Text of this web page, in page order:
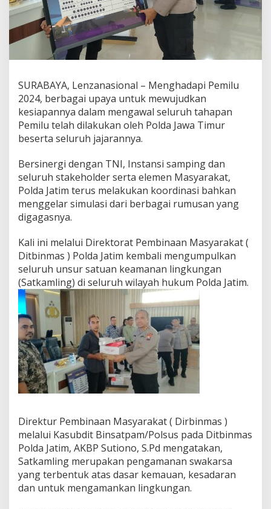
d
a
J
a
i
O
p
t
i
m
a
k
a
n
S
a
m
p
l
i
n
U
n
t
k
m
t
i
b
m
a
s
SURABAYA, Lenzanasional – Menghadapi Pemilu
2024, berbagai upaya untuk mewujudkan
kesiapannya dalam mengawal seluruh tahapan
Pemilu telah dilakukan oleh Polda Jawa Timur
beserta seluruh jajarannya.
Bersinergi dengan TNI, Instansi samping dan
seluruh stakeholder serta elemen Masyarakat,
Polda Jatim terus melakukan koordinasi bahkan
menggelar simulasi dari berbagai rumusan yang
digagasnya.
Kali ini melalui Direktorat Pembinaan Masyarakat (
Ditbinmas ) Polda Jatim kembali mengumpulkan
seluruh unsur satuan keamanan lingkungan
(Satkamling) di seluruh wilayah hukum Polda Jatim.
Direktur Pembinaan Masyarakat ( Dirbinmas )
melalui Kasubdit Binsatpam/Polsus pada Ditbinmas
Polda Jatim, AKBP Sutiono, S.Pd mengatakan,
Satkamling merupakan pengamanan swakarsa
yang terbentuk atas dasar kemauan, kesadaran
dan untuk mengamankan lingkungan.